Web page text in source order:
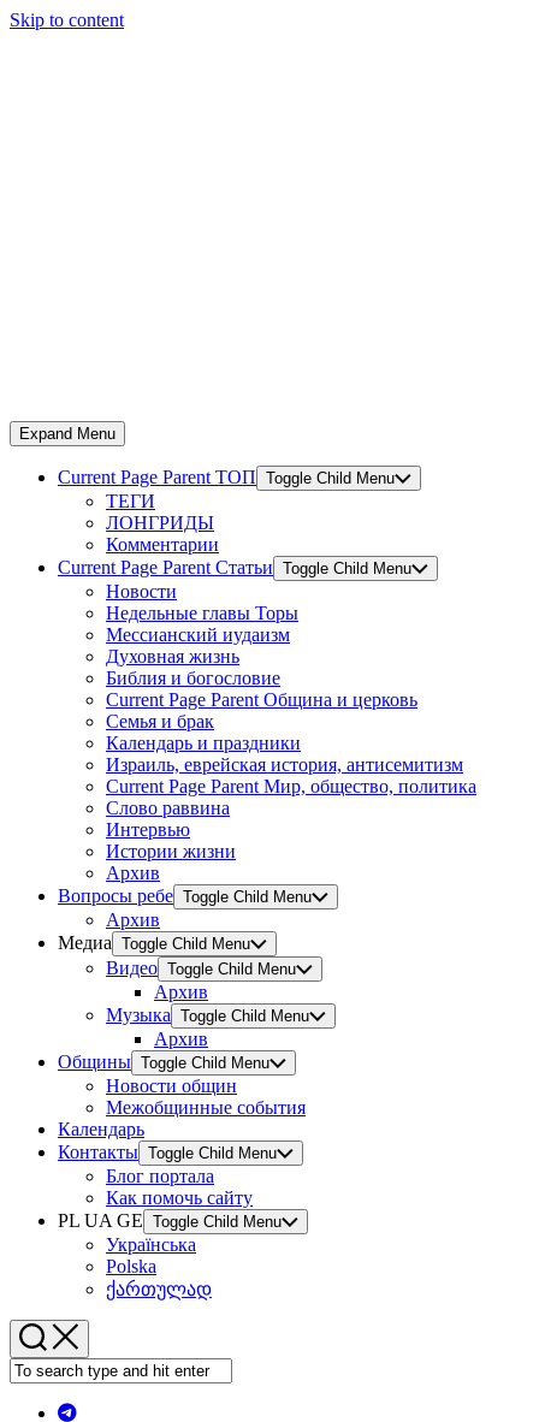
Skip to content
Expand Menu
Current Page Parent ТОП Toggle Child Menu
ТЕГИ
ЛОНГРИДЫ
Комментарии
Current Page Parent Статьи Toggle Child Menu
Новости
Недельные главы Торы
Мессианский иудаизм
Духовная жизнь
Библия и богословие
Current Page Parent Община и церковь
Семья и брак
Календарь и праздники
Израиль, еврейская история, антисемитизм
Current Page Parent Мир, общество, политика
Слово раввина
Интервью
Истории жизни
Архив
Вопросы ребе Toggle Child Menu
Архив
Медиа Toggle Child Menu
Видео Toggle Child Menu
Архив
Музыка Toggle Child Menu
Архив
Общины Toggle Child Menu
Новости общин
Межобщинные события
Календарь
Контакты Toggle Child Menu
Блог портала
Как помочь сайту
PL UA GE Toggle Child Menu
Українська
Polska
ქართულად